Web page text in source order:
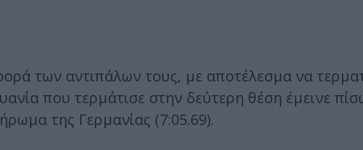
των αντιπάλων τους, με αποτέλεσμα να
που τερμάτισε στην δεύτερη θέση έμεινε
της Γερμανίας (7:05.69).